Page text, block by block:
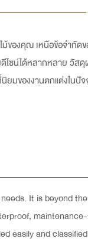
องคุณ เหนือข้อจำกัด
ซน์ได้หลากหลาย วั
ยมของงานตกแต่งในปั
It is beyond
easily and